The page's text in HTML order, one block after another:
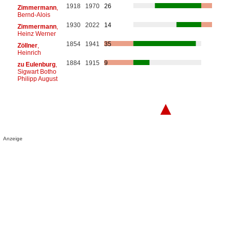
Zimmermann,
Bernd-Alois
1918 1970 26
Zimmermann,
Heinz Werner
1930 2022 14
Zöllner,
Heinrich
1854 1941 35
zu Eulenburg,
Sigwart Botho
Philipp August
1884 1915 9
▲
Anzeige